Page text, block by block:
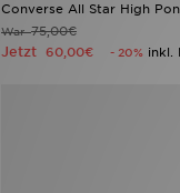
Converse All Star High
War75,00€
Jetzt 60,00€ - 20% inkl.